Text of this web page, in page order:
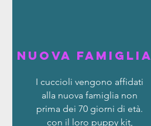
Nuova famiglia
I cuccioli vengono affidati
alla nuova famiglia non
prima dei 70 giorni di età.
con il loro puppy kit,